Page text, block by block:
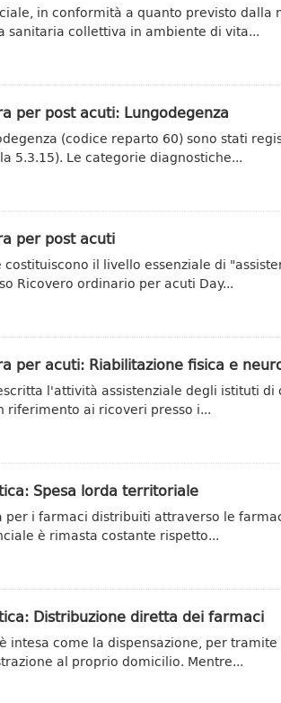
in conformità a quanto previsto
sanitaria collettiva in ambiente di vita...
per post acuti: Lungodegenza
(codice reparto 60) sono stati
5.3.15). Le categorie diagnostiche...
per post acuti
il livello essenziale di
Ricovero ordinario per acuti Day...
per acuti: Riabilitazione fisica e
l'attività assistenziale degli istituti
riferimento ai ricoveri presso i...
Spesa lorda territoriale
per i farmaci distribuiti attraverso le
è rimasta costante rispetto...
Distribuzione diretta dei farmaci
intesa come la dispensazione, per
al proprio domicilio. Mentre...